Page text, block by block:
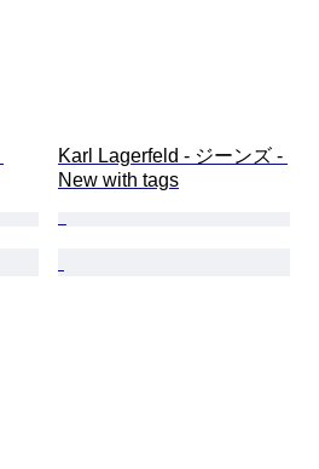
Karl Lagerfeld - ジーンズ -
New with tags